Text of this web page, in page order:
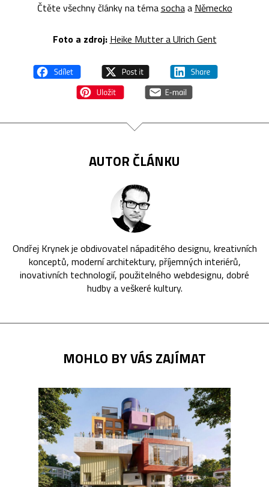
Čtěte všechny články na témasochaa Německo
Foto a zdroj: Heike Mutter a Ulrich Gent
AUTOR ČLÁNKU
Ondřej Krynek je obdivovatel nápaditého designu, kreativních
konceptů, moderní architektury, příjemných interiérů,
inovativních technologií, použitelného webdesignu, dobré
hudby a veškeré kultury.
MOHLO BY VÁS ZAJÍMAT